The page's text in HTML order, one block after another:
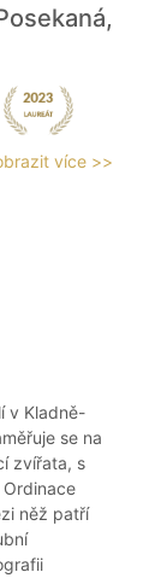
více >>
v Kladně-
se na
zvířata, s
něž patří